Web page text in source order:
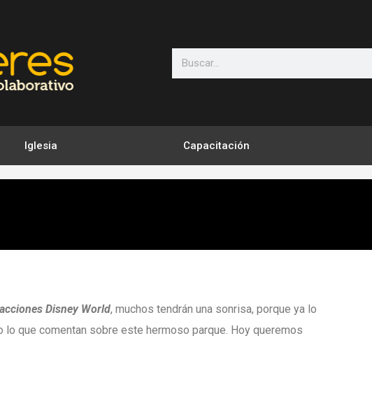
Search
Iglesia Capacitación
Disney World, muchos tendrán una sonrisa, porque ya lo
que comentan sobre este hermoso parque. Hoy queremos